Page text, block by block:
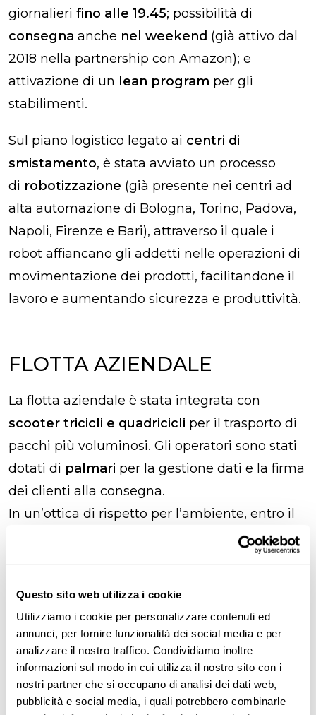
Questo sito web utilizza i cookie
Utilizziamo i cookie per personalizzare contenuti ed
annunci, per fornire funzionalità dei social media e per
analizzare il nostro traffico. Condividiamo inoltre
informazioni sul modo in cui utilizza il nostro sito con i
nostri partner che si occupano di analisi dei dati web,
pubblicità e social media, i quali potrebbero combinarle
giornalieri fino alle 19.45; possibilità di
consegna anche nel weekend (già attivo dal
2018 nella partnership con Amazon); e
attivazione di un
lean program per gli
stabilimenti.
Sul piano logistico legato ai centri di
smistamento, è stata avviato un processo
di robotizzazione (già presente nei centri ad
alta automazione di Bologna, Torino, Padova,
Napoli, Firenze e Bari), attraverso il quale i
robot affiancano gli addetti nelle operazioni di
movimentazione dei prodotti, facilitandone il
lavoro e aumentando sicurezza e produttività.
FLOTTA AZIENDALE
La flotta aziendale è stata integrata con
scooter tricicli e quadricicli per il trasporto di
pacchi più voluminosi. Gli operatori sono stati
dotati di palmari per la gestione dati e la firma
dei clienti alla consegna.
In un’ottica di rispetto per l’ambiente, entro il
15% dei mezzi dedicati alle consegne
alimentazione
electric
VERSO UNA LEAN
ORGANIZATION